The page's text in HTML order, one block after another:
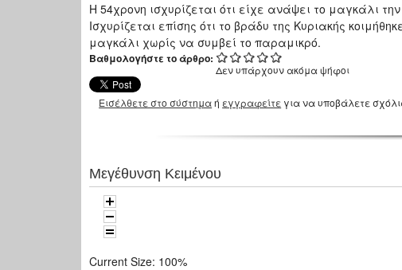
Η 54χρονη ισχυρίζεται ότι είχε ανάψει το μαγκάλι
Ισχυρίζεται επίσης ότι το βράδυ της Κυριακής
μαγκάλι χωρίς να συμβεί το παραμικρό.
Βαθμολογήστε το άρθρο:
Δεν υπάρχουν ακόμα ψήφοι
Εισέλθετε στο σύστημαή εγγραφείτε για να υποβάλετε
Μεγέθυνση Κειμένου
Current Size: 100%